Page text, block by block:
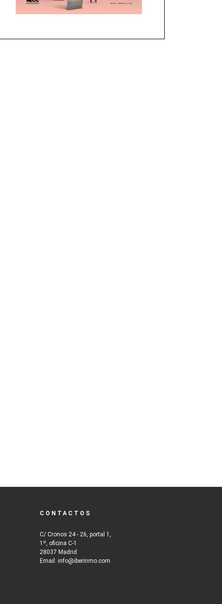
CONTACTOS
C/ Cronos 24 - 26, portal 1,
1º, oficina C-1
28037 Madrid
Email: info@iberinmo.com